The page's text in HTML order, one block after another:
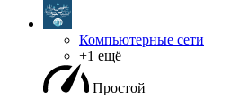
Компьютерные сети
+1 ещё
Простой